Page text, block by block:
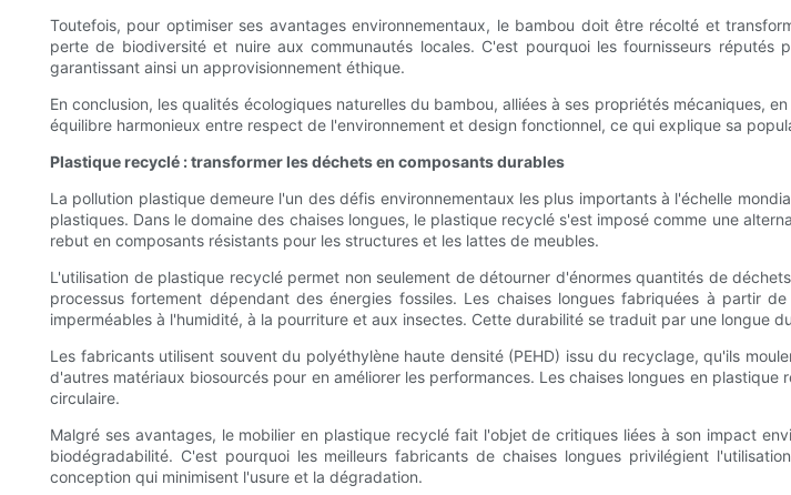
Toutefois, pour optimiser ses avantages environnementaux, le bambou doit être récolté et
perte de biodiversité et nuire aux communautés locales. C'est pourquoi les fournisseurs
garantissant ainsi un approvisionnement éthique.
En conclusion, les qualités écologiques naturelles du bambou, alliées à ses propriétés mécaniques,
équilibre harmonieux entre respect de l'environnement et design fonctionnel, ce qui explique sa
Plastique recyclé : transformer les déchets en composants durables
La pollution plastique demeure l'un des défis environnementaux les plus importants à l'échelle
plastiques. Dans le domaine des chaises longues, le plastique recyclé s'est imposé comme une
rebut en composants résistants pour les structures et les lattes de meubles.
L'utilisation de plastique recyclé permet non seulement de détourner d'énormes quantités de
processus fortement dépendant des énergies fossiles. Les chaises longues fabriquées à partir
imperméables à l'humidité, à la pourriture et aux insectes. Cette durabilité se traduit par une longue
Les fabricants utilisent souvent du polyéthylène haute densité (PEHD) issu du recyclage, qu'ils
d'autres matériaux biosourcés pour en améliorer les performances. Les chaises longues en
circulaire.
Malgré ses avantages, le mobilier en plastique recyclé fait l'objet de critiques liées à son impact
biodégradabilité. C'est pourquoi les meilleurs fabricants de chaises longues privilégient
conception qui minimisent l'usure et la dégradation.